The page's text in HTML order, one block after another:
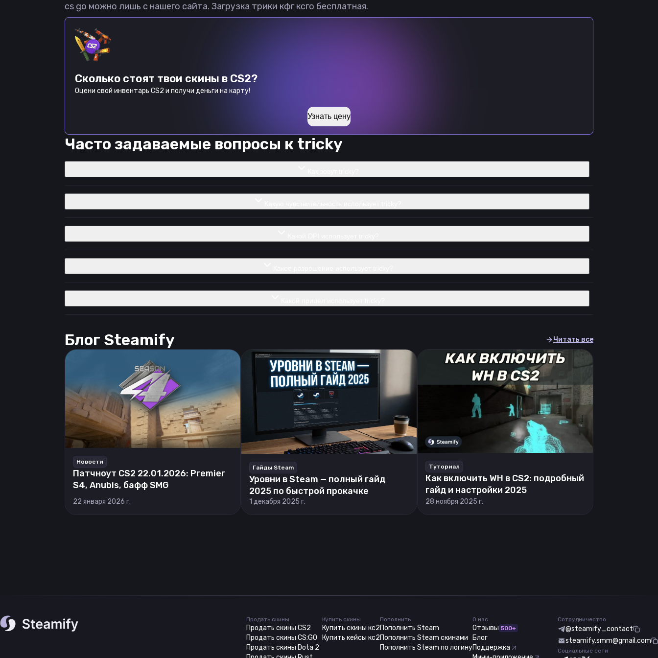
cs go можно лишь с нашего сайта. Загрузка трики кфг ксго бесплатная.
Сколько стоят твои скины в CS2?
Оцени свой инвентарь CS2 и получи деньги на карту!
Узнать цену
Часто задаваемые вопросы к tricky
Блог Steamify Читать все
Новости
Патчноут CS2 22.01.2026: Premier
S4, Anubis, бафф SMG
22 января 2026 г.
Гайды Steam
Уровни в Steam — полный гайд
2025 по быстрой прокачке
1 декабря 2025 г.
Туториал
Как включить WH в CS2: подробный
гайд и настройки 2025
28 ноября 2025 г.
Продать скины
Продать скины CS2
Продать скины CS:GO
Продать скины Dota 2
Купить скины
Купить скины кс2
Купить кейсы кс2
Пополнить
Пополнить Steam
Пополнить Steam скинами
Пополнить Steam по логину
О нас
Отзывы 500+
Блог
Поддержка
Сотрудничество
@steamify_contact
steamify.smm@gmail.com
Социальные сети